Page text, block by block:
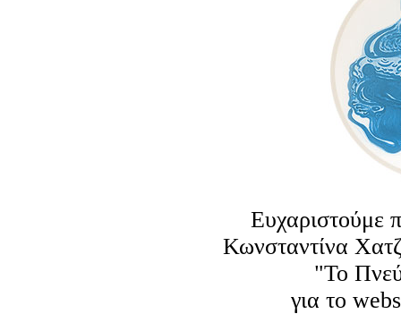
Ευχαριστούμε
Κωνσταντίνα
"Το
για το